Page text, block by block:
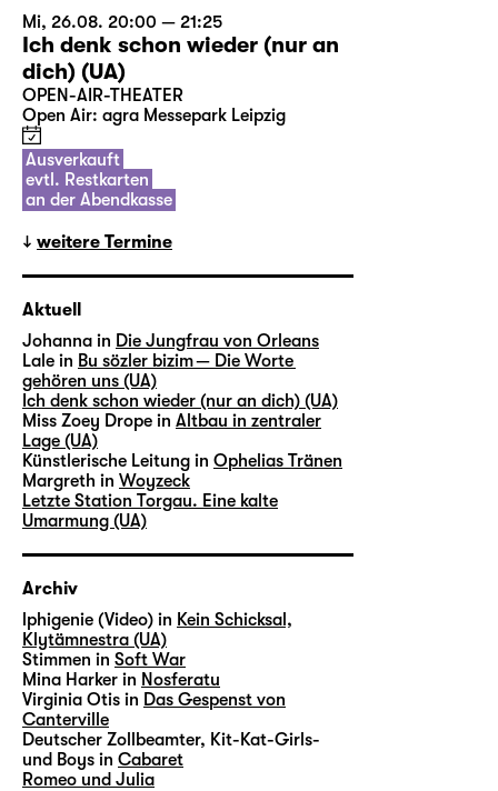
Mi, 26.08. 20:00 — 21:25
Ich denk schon wieder (nur an
dich) (UA)
OPEN-AIR-THEATER
Open Air: agra Messepark Leipzig
Ausverkauft
evtl. Restkarten
an der Abendkasse
weitere Termine
Aktuell
Johanna in Die Jungfrau von Orleans
Lale in Bu sözler bizim — Die Worte
gehören uns (UA)
Ich denk schon wieder (nur an dich) (UA)
Miss Zoey Drope in Altbau in zentraler
Lage (UA)
Künstlerische Leitung in Ophelias Tränen
Margreth in Woyzeck
Letzte Station Torgau. Eine kalte
Umarmung (UA)
Archiv
lphigenie (Video) in Kein Schicksal,
Klytämnestra (UA)
Stimmen in Soft War
Mina Harker in Nosferatu
Virginia Otis in Das Gespenst von
Canterville
Deutscher Zollbeamter, Kit-Kat-Girls-
und Boys in Cabaret
Romeo und Julia